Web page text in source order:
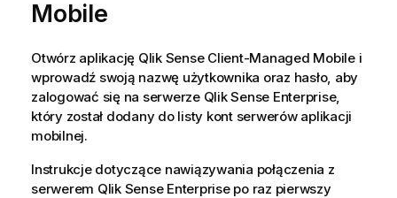
Mobile
Otwórz aplikację Qlik Sense Client-Managed Mobilei
wprowadź swoją nazwę użytkownika oraz hasło, aby
zalogować się na serwerze Qlik Sense Enterprise,
który został dodany do listy kont serwerów aplikacji
mobilnej.
Instrukcje dotyczące nawiązywania połączenia z
serwerem Qlik Sense Enterprisepo raz pierwszy